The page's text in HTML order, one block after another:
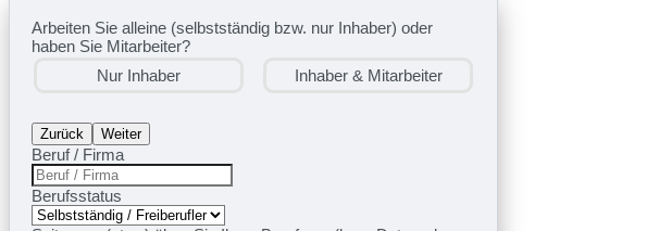
Arbeiten Sie alleine (selbstständig bzw. nur Inhaber) oder
haben Sie Mitarbeiter?
Nur Inhaber
Inhaber & Mitarbeiter
Zurück Weiter
Beruf / Firma
Berufsstatus